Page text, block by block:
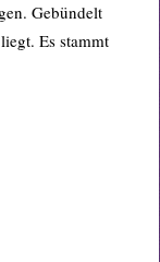
Gebündelt
Es stammt